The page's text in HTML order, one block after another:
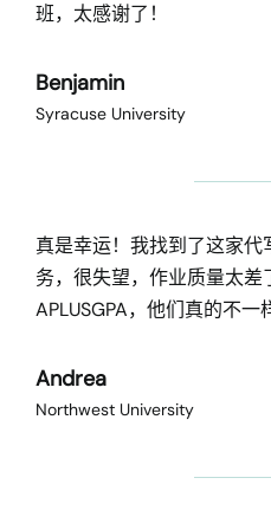
班，太感谢了！
Benjamin
Syracuse University
真是幸运！我找到了这家
务，很失望，作业质量太
APLUSGPA，他们真的不一
Andrea
Northwest University